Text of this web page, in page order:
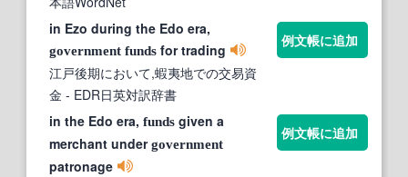
in Ezo during the Edo era,
government funds for trading
江戸後期において,蝦夷地での交易資
金 - EDR日英対訳辞書
例文帳に追加
in the Edo era, funds given a
merchant undergovernment
patronage
例文帳に追加